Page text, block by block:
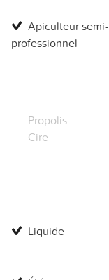
Apiculteur semi-
professionnel
Propolis
Cire
Liquide